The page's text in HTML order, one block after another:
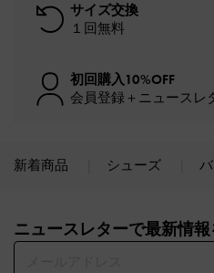
サイズ交換
１回無料
初回購入10%OFF
会員登録＋ニュースレ
新着商品 シューズ
ニュースレターで最新情報